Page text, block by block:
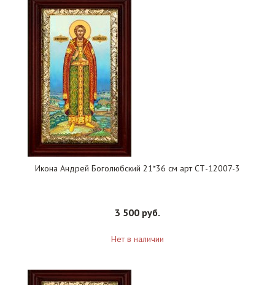
Икона Андрей Боголюбский 21*36 см арт СТ-12007-3
3 500 руб.
Нет в наличии